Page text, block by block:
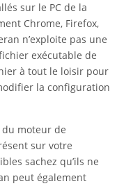
sur le PC de la
Chrome, Firefox,
n’exploite pas une
exécutable de
à tout le loisir pour
la configuration
du moteur de
sur votre
sachez qu’ils ne
peut également